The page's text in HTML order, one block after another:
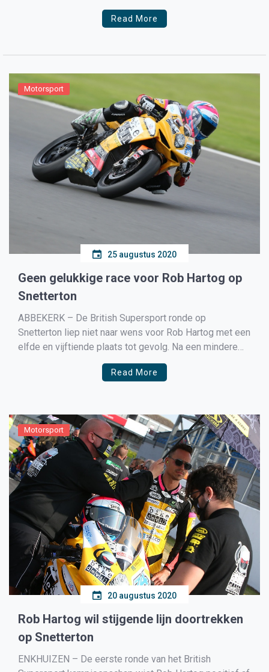
Bike Devil Racing coureur met veel technische
problemen. In de races kwam Hartog als negende en
Read More
Motorsport
25 augustus 2020
Geen gelukkige race voor Rob Hartog op
Snetterton
ABBEKERK – De British Supersport ronde op
Snetterton liep niet naar wens voor Rob Hartog met een
elfde en vijftiende plaats tot gevolg. Na een mindere
eerste wedstrijd wist de Bike Devil Racing coureur uit
Enkhuizen wel een stap te maken in de tweede
Read More
Motorsport
20 augustus 2020
Rob Hartog wil stijgende lijn doortrekken
op Snetterton
ENKHUIZEN – De eerste ronde van het British